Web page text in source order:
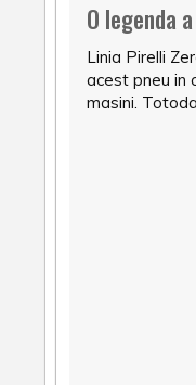
O legenda
Linia Pirelli
acest pneu in
masini.